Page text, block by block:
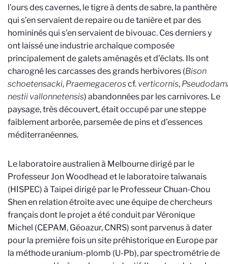
l’ours des cavernes, le tigre à dents de sabre, la panthère
qui s’en servaient de repaire ou de tanière et par des
homininés qui s’en servaient de bivouac. Ces derniers y
ont laissé une industrie archaïque composée
principalement de galets aménagés et d’éclats. Ils ont
charogné les carcasses des grands herbivores (Bison
schoetensacki, Praemegaceroscf. verticornis,
nestii vallonnetensis) abandonnées par les carnivores. Le
paysage, très découvert, était occupé par une steppe
faiblement arborée, parsemée de pins et d’essences
méditerranéennes.
Le laboratoire australien à Melbourne dirigé par le
Professeur Jon Woodhead et le laboratoire taïwanais
(HISPEC) à Taipei dirigé par le Professeur Chuan-Chou
Shen en relation étroite avec une équipe de chercheurs
français dont le projet a été conduit par Véronique
Michel (CEPAM, Géoazur, CNRS) sont parvenus à dater
pour la première fois un site préhistorique en Europe par
la méthode uranium-plomb (U-Pb), par spectrométrie de